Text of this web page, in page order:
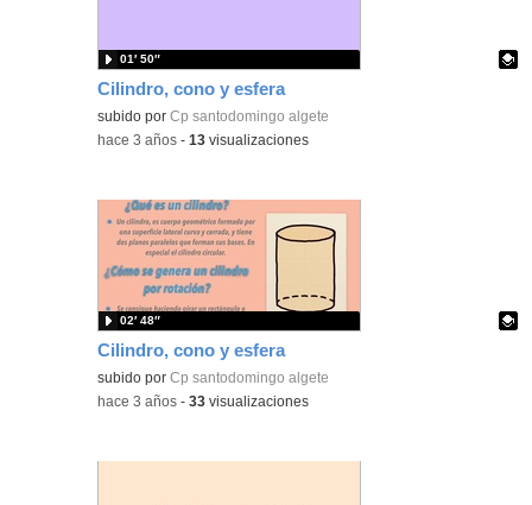
Cilindro, cono y esfera
Contenido educativo.
subido porCp santodomingo algete
01′ 50″
-hace 3 años -13 visualizaciones
Cilindro, cono y esfera
Contenido educativo.
subido porCp santodomingo algete
02′ 48″
-hace 3 años -33 visualizaciones